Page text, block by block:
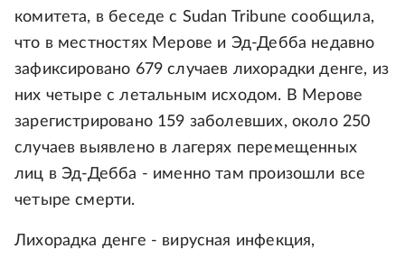
комитета, в беседе с Sudan Tribune сообщила,
что в местностях Мерове и Эд-Дебба недавно
зафиксировано 679 случаев лихорадки денге, из
них четыре с летальным исходом. В Мерове
зарегистрировано 159 заболевших, около 250
случаев выявлено в лагерях перемещенных
лиц в Эд-Дебба - именно там произошли все
четыре смерти.
Лихорадка денге - вирусная инфекция,